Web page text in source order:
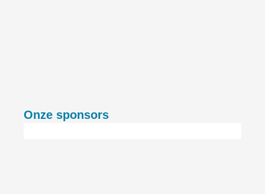
Onze sponsors